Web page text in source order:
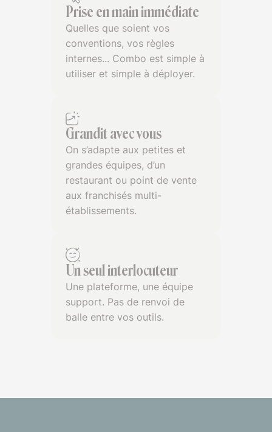
Prise en main immédiate
Quelles que soient vos
conventions, vos règles
internes... Combo est simple à
utiliser et simple à déployer.
Grandit avec vous
On s’adapte aux petites et
grandes équipes, d’un
restaurant ou point de vente
aux franchisés multi-
établissements.
Un seul interlocuteur
Une plateforme, une équipe
support. Pas de renvoi de
balle entre vos outils.